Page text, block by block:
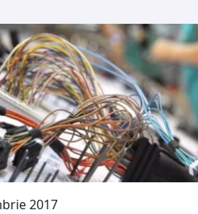
2017